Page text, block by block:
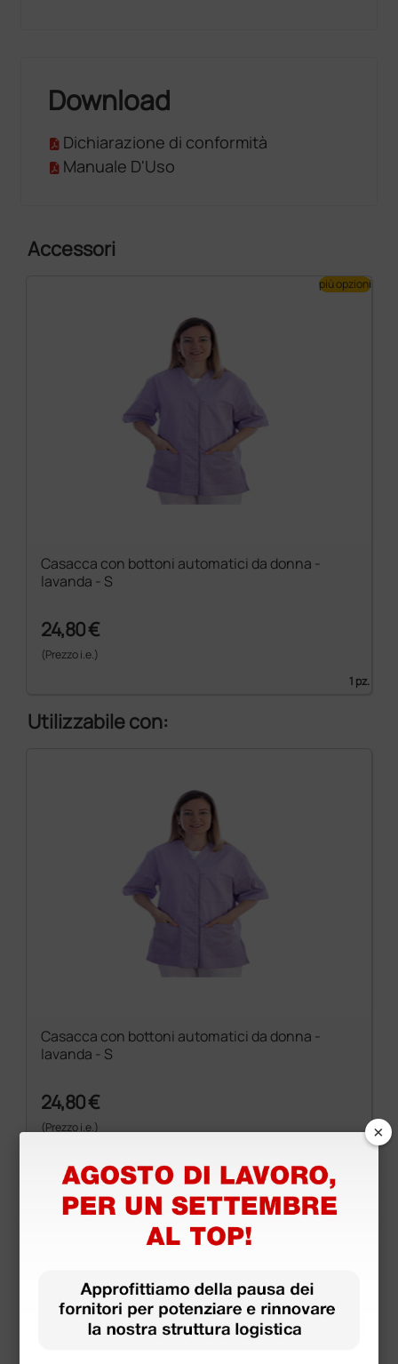
Download
Dichiarazione di conformità
Manuale D'Uso
Accessori
Casacca con bottoni automatici da donna -
lavanda - S
24,80 €
(Prezzo i.e.)
1 pz.
più opzioni
Utilizzabile con:
Casacca con bottoni automatici da donna -
lavanda - S
24,80 €
(Prezzo i.e.)
Prodotti simili e correlati
×